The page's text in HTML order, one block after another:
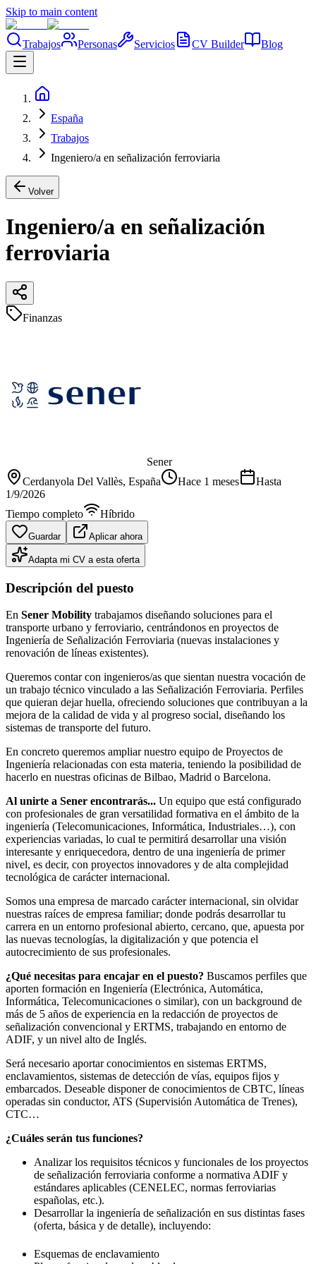
Skip to main content
Trabajos Personas Servicios CV Builder Blog
España
Trabajos
Ingeniero/a en señalización ferroviaria
Volver
Ingeniero/a en señalización
ferroviaria
Finanzas
Sener
Cerdanyola Del Vallès, España Hace 1 meses
Hasta
1/9/2026
Tiempo completo
Híbrido
Guardar Aplicar ahora
Adapta mi CV a esta oferta
Descripción del puesto
En Sener Mobility trabajamos diseñando soluciones para el
transporte urbano y ferroviario, centrándonos en proyectos de
Ingeniería de Señalización Ferroviaria (nuevas instalaciones y
renovación de líneas existentes).
Queremos contar con ingenieros/as que sientan nuestra vocación de
un trabajo técnico vinculado a las Señalización Ferroviaria. Perfiles
que quieran dejar huella, ofreciendo soluciones que contribuyan a la
mejora de la calidad de vida y al progreso social, diseñando los
sistemas de transporte del futuro.
En concreto queremos ampliar nuestro equipo de Proyectos de
Ingeniería relacionadas con esta materia, teniendo la posibilidad de
hacerlo en nuestras oficinas de Bilbao, Madrid o Barcelona.
Al unirte a Sener encontrarás... Un equipo que está configurado
con profesionales de gran versatilidad formativa en el ámbito de la
ingeniería (Telecomunicaciones, Informática, Industriales…), con
experiencias variadas, lo cual te permitirá desarrollar una visión
interesante y enriquecedora, dentro de una ingeniería de primer
nivel, es decir, con proyectos innovadores y de alta complejidad
tecnológica de carácter internacional.
Somos una empresa de marcado carácter internacional, sin olvidar
nuestras raíces de empresa familiar; donde podrás desarrollar tu
carrera en un entorno profesional abierto, cercano, que, apuesta por
las nuevas tecnologías, la digitalización y que potencia el
autocrecimiento de sus profesionales.
¿Qué necesitas para encajar en el puesto? Buscamos perfiles que
aporten formación en Ingeniería (Electrónica, Automática,
Informática, Telecomunicaciones o similar), con un background de
más de 5 años de experiencia en la redacción de proyectos de
señalización convencional y ERTMS, trabajando en entorno de
ADIF, y un nivel alto de Inglés.
Será necesario aportar conocimientos en sistemas ERTMS,
enclavamientos, sistemas de detección de vías, equipos fijos y
embarcados. Deseable disponer de conocimientos de CBTC, líneas
operadas sin conductor, ATS (Supervisión Automática de Trenes),
CTC…
¿Cuáles serán tus funciones?
Analizar los requisitos técnicos y funcionales de los proyectos
de señalización ferroviaria conforme a normativa ADIF y
estándares aplicables (CENELEC, normas ferroviarias
españolas, etc.).
Desarrollar la ingeniería de señalización en sus distintas fases
(oferta, básica y de detalle), incluyendo:
Esquemas de enclavamiento